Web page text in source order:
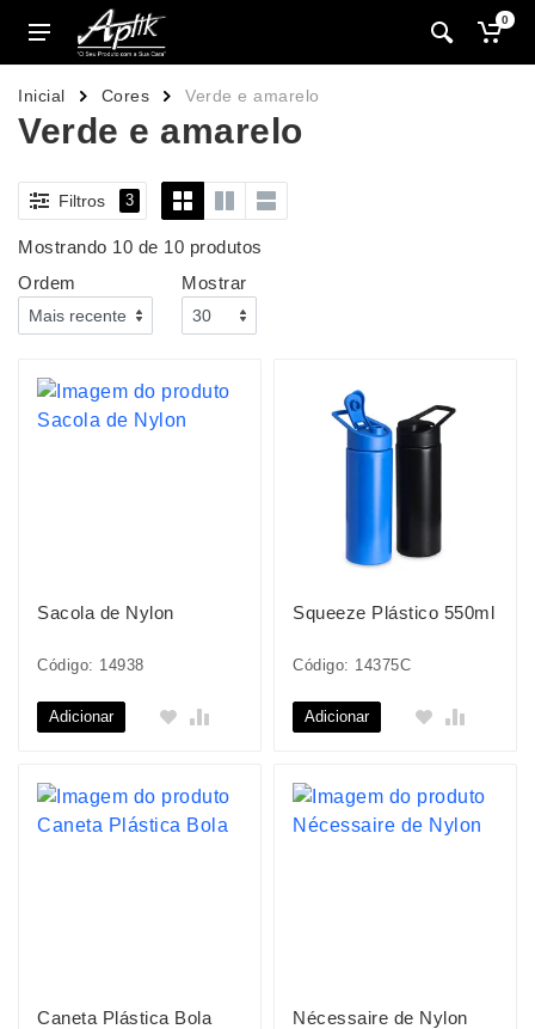
0
Inicial Cores Verde e amarelo
Verde e amarelo
Filtros 3
Mostrando 10 de 10 produtos
Ordem
Mostrar
Sacola de Nylon
Código: 14938
Adicionar
Squeeze Plástico 550ml
Código: 14375C
Adicionar
Caneta Plástica Bola Nécessaire de Nylon